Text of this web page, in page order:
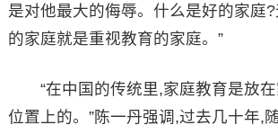
是对他最大的侮辱。什么是好的家庭
的家庭就是重视教育的家庭。”
“在中国的传统里,家庭教育是放在
位置上的。”陈一丹强调,过去几十年,